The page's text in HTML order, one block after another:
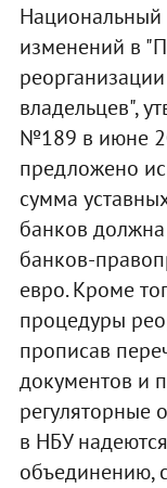
Национальный
изменений в
владельцев",
№189 в июне
предложено
сумма
банков
банков-
евро. Кроме
процедуры
прописав
документов и
регуляторные
в НБУ
объединению,